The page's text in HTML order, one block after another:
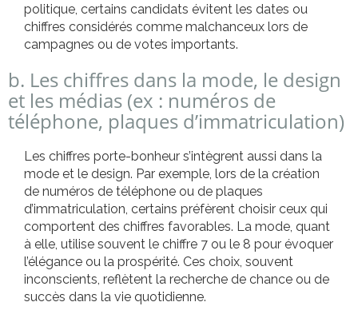
politique, certains candidats évitent les dates ou
chiffres considérés comme malchanceux lors de
campagnes ou de votes importants.
b. Les chiffres dans la mode, le design
et les médias (ex : numéros de
téléphone, plaques d’immatriculation)
Les chiffres porte-bonheur s’intègrent aussi dans la
mode et le design. Par exemple, lors de la création
de numéros de téléphone ou de plaques
d’immatriculation, certains préfèrent choisir ceux qui
comportent des chiffres favorables. La mode, quant
à elle, utilise souvent le chiffre 7 ou le 8 pour évoquer
l’élégance ou la prospérité. Ces choix, souvent
inconscients, reflètent la recherche de chance ou de
succès dans la vie quotidienne.